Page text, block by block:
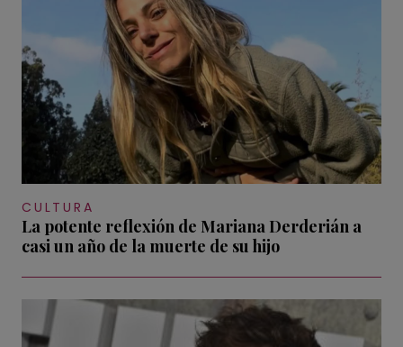
CULTURA
La potente reflexión de Mariana Derderián a
casi un año de la muerte de su hijo